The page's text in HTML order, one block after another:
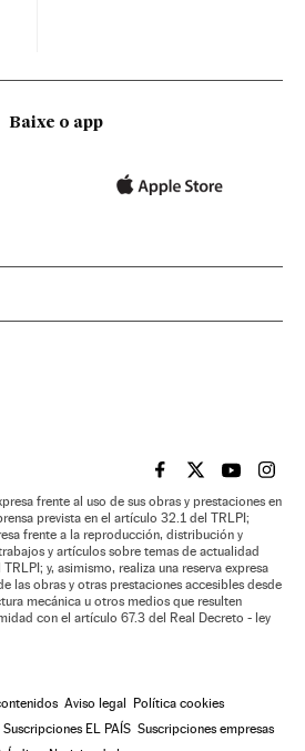
Baixe o app
EL PAÍS BRASIL EN
EL PAÍSEL PAÍS
EL
frente al uso de sus obras y prestaciones en
prevista en el artículo 32.1 del TRLPI;
frente a la reproducción, distribución y
y artículos sobre temas de actualidad
y, asimismo, realiza una reserva expresa
las obras y otras prestaciones accesibles desde
mecánica u otros medios que resulten
con el artículo 67.3 del Real Decreto - ley
Aviso legal Política cookies
Suscripciones EL PAÍS Suscripciones empresas